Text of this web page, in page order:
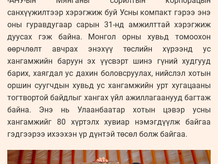
санхүүжилтээр хэрэгжиж буй Усны компакт гэрээ энэ
оны гуравдугаар сарын 31-нд амжилттай хэрэгжиж
дуусах гэж байна. Монгол орны хувьд томоохон
өөрчлөлт авчрах энэхүү төслийн хүрээнд ус
хангамжийн баруун эх үүсвэрт шинэ гүний худгууд
барих, хаягдал ус дахин боловсруулах, нийслэл хотын
оршин суугчдын хувьд ус хангамжийн урт хугацааны
тогтвортой байдлыг хангах үйл ажиллагаанууд багтаж
байна. Энэ нь Улаанбаатар хотын цэвэр усны
хангамжийг 80 хүртэлх хувиар нэмэгдүүлж байгаа
гэдгээрээ ихээхэн үр дүнтэй төсөл болж байгаа.